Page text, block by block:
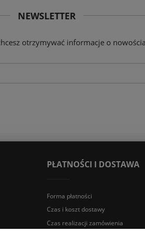
NEWSLETTER
otrzymywać informacje o
PŁATNOŚCI I DOSTAWA
Forma płatności
Czas i koszt dostawy
Czas realizacji zamówienia